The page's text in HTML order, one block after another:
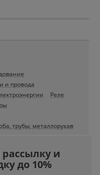
и провода
Реле
трубы, металлорукав
и
до 10%